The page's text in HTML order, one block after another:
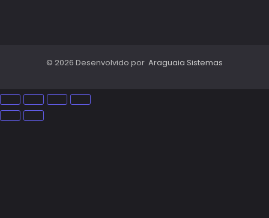
© 2026 Desenvolvido por Araguaia Sistemas